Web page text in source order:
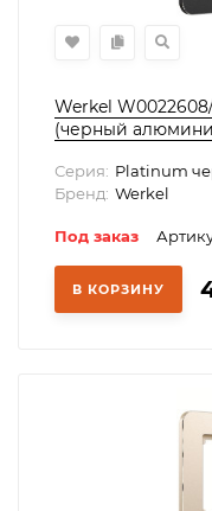
Werkel
(черный
Серия: Platinum
Бренд: Werkel
Под заказ
В КОРЗИНУ